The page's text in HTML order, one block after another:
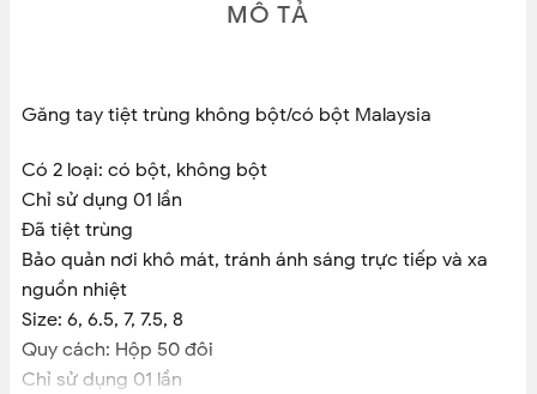
MÔ TẢ
Găng tay tiệt trùng không bột/có bột Malaysia
Có 2 loại: có bột, không bột
Chỉ sử dụng 01 lần
Đã tiệt trùng
Bảo quản nơi khô mát, tránh ánh sáng trực tiếp và xa
nguồn nhiệt
Size: 6, 6.5, 7, 7.5, 8
Quy cách: Hộp 50 đôi
Chỉ sử dụng 01 lần